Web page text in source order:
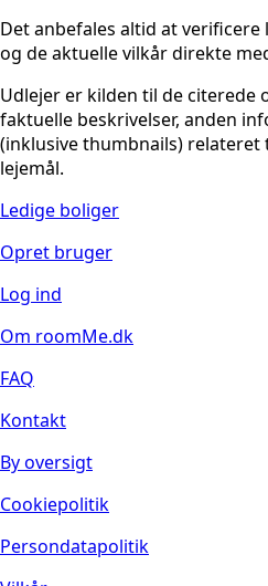
Det anbefales altid at
og de aktuelle vilkår direkte
Udlejer er kilden til de citerede
faktuelle beskrivelser, anden
(inklusive thumbnails)
lejemål.
Ledige boliger
Opret bruger
Log ind
Om roomMe.dk
FAQ
Kontakt
By oversigt
Cookiepolitik
Persondatapolitik